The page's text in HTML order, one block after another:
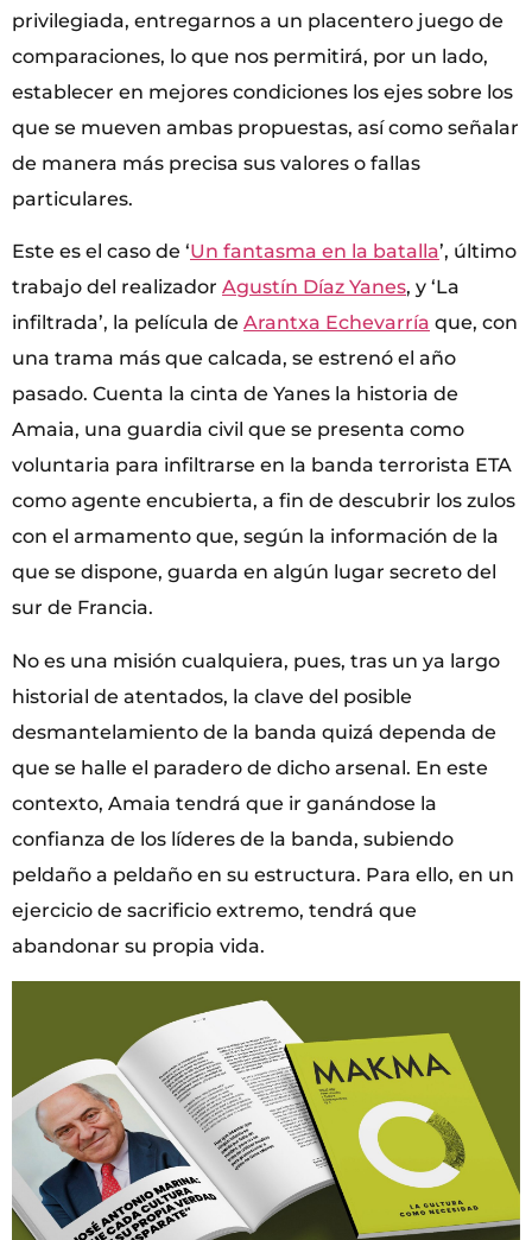
privilegiada, entregarnos a un placentero juego de
comparaciones, lo que nos permitirá, por un lado,
establecer en mejores condiciones los ejes sobre los
que se mueven ambas propuestas, así como señalar
de manera más precisa sus valores o fallas
particulares.
Este es el caso de ‘Un fantasma en la batalla’, último
trabajo del realizador Agustín Díaz Yanes, y ‘La
infiltrada’, la película de Arantxa Echevarría que, con
una trama más que calcada, se estrenó el año
pasado. Cuenta la cinta de Yanes la historia de
Amaia, una guardia civil que se presenta como
voluntaria para infiltrarse en la banda terrorista ETA
como agente encubierta, a fin de descubrir los zulos
con el armamento que, según la información de la
que se dispone, guarda en algún lugar secreto del
sur de Francia.
No es una misión cualquiera, pues, tras un ya largo
historial de atentados, la clave del posible
desmantelamiento de la banda quizá dependa de
que se halle el paradero de dicho arsenal. En este
contexto, Amaia tendrá que ir ganándose la
confianza de los líderes de la banda, subiendo
peldaño a peldaño en su estructura. Para ello, en un
ejercicio de sacrificio extremo, tendrá que
abandonar su propia vida.